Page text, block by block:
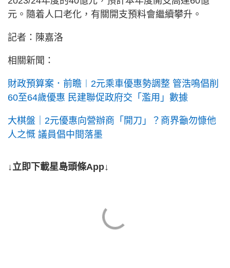
元。隨着人口老化，有關開支預料會繼續攀升。
記者：陳嘉洛
相關新聞：
財政預算案．前瞻︱2元乘車優惠勢調整 管浩鳴倡削
60至64歲優惠 民建聯促政府交「濫用」數據
大棋盤｜2元優惠向營辦商「開刀」？商界籲勿慷他
人之慨 議員倡中間落墨
↓立即下載星島頭條App↓